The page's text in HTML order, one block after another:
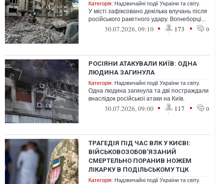
Категорія: Надзвичайні події України та світу.
У місті зафіксовано декілька влучань після
російського ракетного удару. Вогнеборці...
30.07.2026, 09:10 • 173 • 0
РОСІЯНИ АТАКУВАЛИ КИЇВ: ОДНА
ЛЮДИНА ЗАГИНУЛА
Категорія: Надзвичайні події України та світу.
Одна людина загинула та дві постраждали
внаслідок російської атаки на Київ.
30.07.2026, 09:00 • 117 • 0
ТРАГЕДІЯ ПІД ЧАС ВЛК У КИЄВІ:
ВІЙСЬКОВОЗОБОВ'ЯЗАНИЙ
СМЕРТЕЛЬНО ПОРАНИВ НОЖЕМ
ЛІКАРКУ В ПОДІЛЬСЬКОМУ ТЦК
Категорія: Надзвичайні події України та світу.